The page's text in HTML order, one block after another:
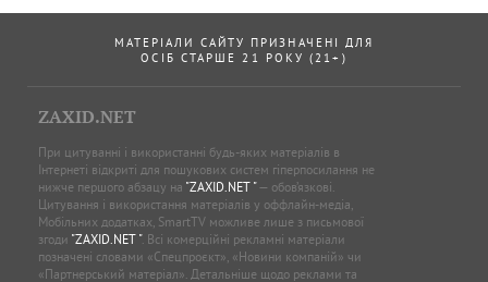
МАТЕРІАЛИ САЙТУ ПРИЗНАЧЕНІ ДЛЯ
ОСІБ СТАРШЕ 21 РОКУ (21+)
ZAXID.NET
При цитуванні і використанні будь-яких матеріалів в
Інтернеті відкриті для пошукових систем гіперпосилання не
нижче першого абзацу на "ZAXID.NET "— обов’язкові.
Цитування і використання матеріалів у оффлайн-медіа,
Мобільних додатках, SmartTV можливе лише з письмової
згоди "ZAXID.NET ". Всі комерційні рекламні матеріали
позначені словами «Спецпроєкт», «Новини компаній» чи
«Партнерський матеріал». Детальніше щодо реклами та